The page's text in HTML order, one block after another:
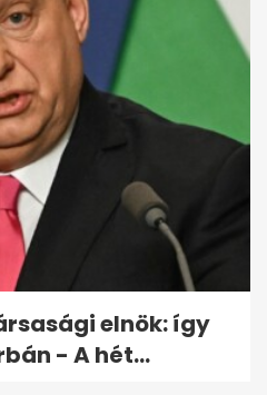
országos rendőrségi
tartanak a
elnök: így
- A hét...